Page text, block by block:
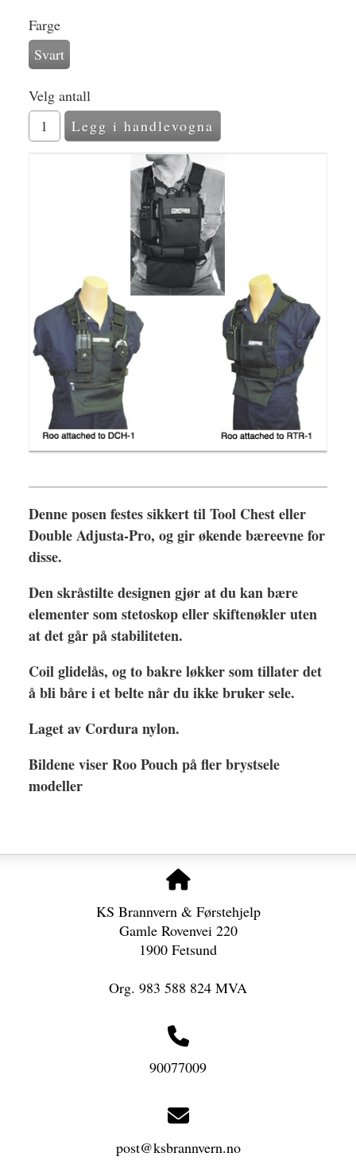
Farge
Svart
Velg antall
Denne posen festes sikkert til Tool Chest eller
Double Adjusta-Pro, og gir økende bæreevne for
disse.
Den skråstilte designen gjør at du kan bære
elementer som stetoskop eller skiftenøkler uten
at det går på stabiliteten.
Coil glidelås, og to bakre løkker som tillater det
å bli båre i et belte når du ikke bruker sele.
Laget av Cordura nylon.
Bildene viser Roo Pouch på fler brystsele
modeller
KS Brannvern & Førstehjelp
Gamle Rovenvei 220
1900 Fetsund
Org. 983 588 824 MVA
90077009
post@ksbrannvern.no